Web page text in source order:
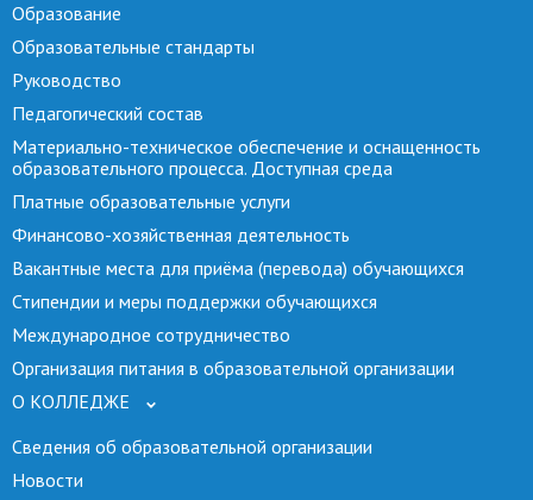
Образование
Образовательные стандарты
Руководство
Педагогический состав
Материально-техническое обеспечение и оснащенность
образовательного процесса. Доступная среда
Платные образовательные услуги
Финансово-хозяйственная деятельность
Вакантные места для приёма (перевода) обучающихся
Стипендии и меры поддержки обучающихся
Международное сотрудничество
Организация питания в образовательной организации
О КОЛЛЕДЖЕ
Сведения об образовательной организации
Новости